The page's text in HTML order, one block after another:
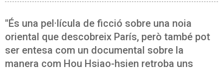
"És una pel·lícula de ficció sobre una noia
oriental que descobreix París, però també pot
ser entesa com un documental sobre la
manera com Hou Hsiao-hsien retroba uns